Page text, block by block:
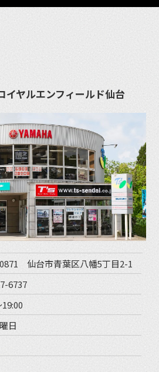
イヤルエンフィールド仙台
仙台市青葉区八幡5丁目2-1
6737
日